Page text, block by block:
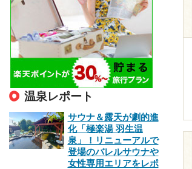
温泉レポート
サウナ＆露天が劇的進
化「極楽湯 羽生温
泉」！リニューアルで
登場のバレルサウナや
女性専用エリアをレポ